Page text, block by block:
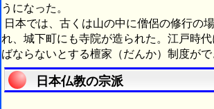
うになった。
日本では、古くは山の中に僧侶の修行の
れ、城下町にも寺院が造られた。江戸時
ばならないとする檀家（だんか）制度が
日本仏教の宗派